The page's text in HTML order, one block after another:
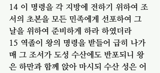
14 이 명령을 각 지방에 전하기 위하여 조
서의 초본을 모든 민족에게 선포하여 그
날을 위하여 준비하게 하라 하였더라
15 역졸이 왕의 명령을 받들어 급히 나가
매 그 조서가 도성 수산에도 반포되니 왕
은 하만과 함께 앉아 마시되 수산 성은 어